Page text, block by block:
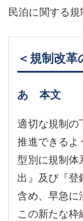
民泊に関する規
＜規制改
あ 本文
適切な規制の
推進できるよ
型別に規制体
出』及び『登
含め、早急に
この新たな